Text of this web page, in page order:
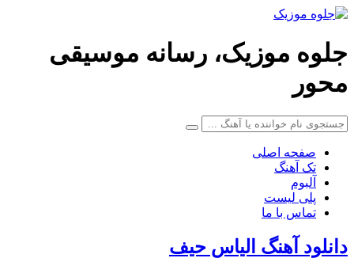
جلوه موزیک، رسانه موسیقی
محور
صفحه اصلی
تک آهنگ
آلبوم
پلی لیست
تماس با ما
دانلود آهنگ الیاس حیف